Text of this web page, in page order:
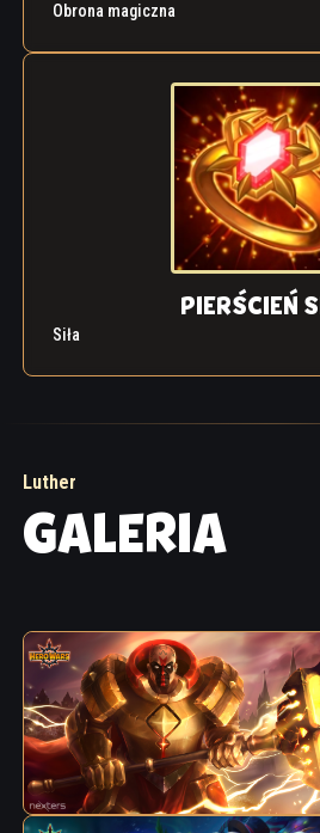
Obrona magiczna
PIERŚCIEŃ
Siła
Luther
GALERIA